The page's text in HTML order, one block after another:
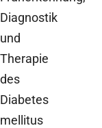
Diagnostik
und
Therapie
des
Diabetes
mellitus